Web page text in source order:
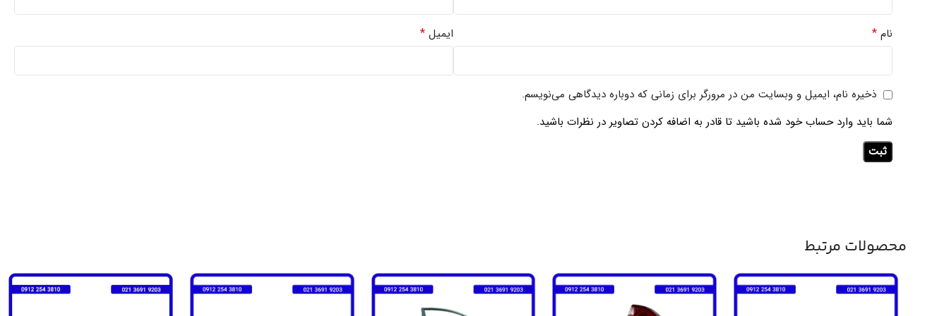
نام * ایمیل *
ذخیره نام، ایمیل و وبسایت من در مرورگر برای زمانی که دوباره دیدگاهی می‌نویسم.
شما باید وارد حساب خود شده باشید تا قادر به اضافه کردن تصاویر در نظرات باشید.
محصولات مرتبط